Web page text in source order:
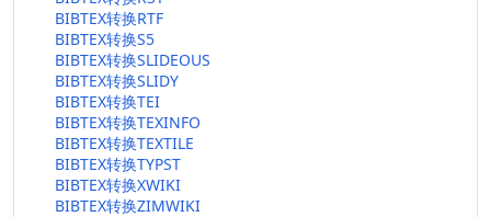
BIBTEX转换RTF
BIBTEX转换S5
BIBTEX转换SLIDEOUS
BIBTEX转换SLIDY
BIBTEX转换TEI
BIBTEX转换TEXINFO
BIBTEX转换TEXTILE
BIBTEX转换TYPST
BIBTEX转换XWIKI
BIBTEX转换ZIMWIKI